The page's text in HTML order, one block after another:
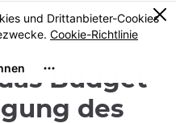
0
Budget
des